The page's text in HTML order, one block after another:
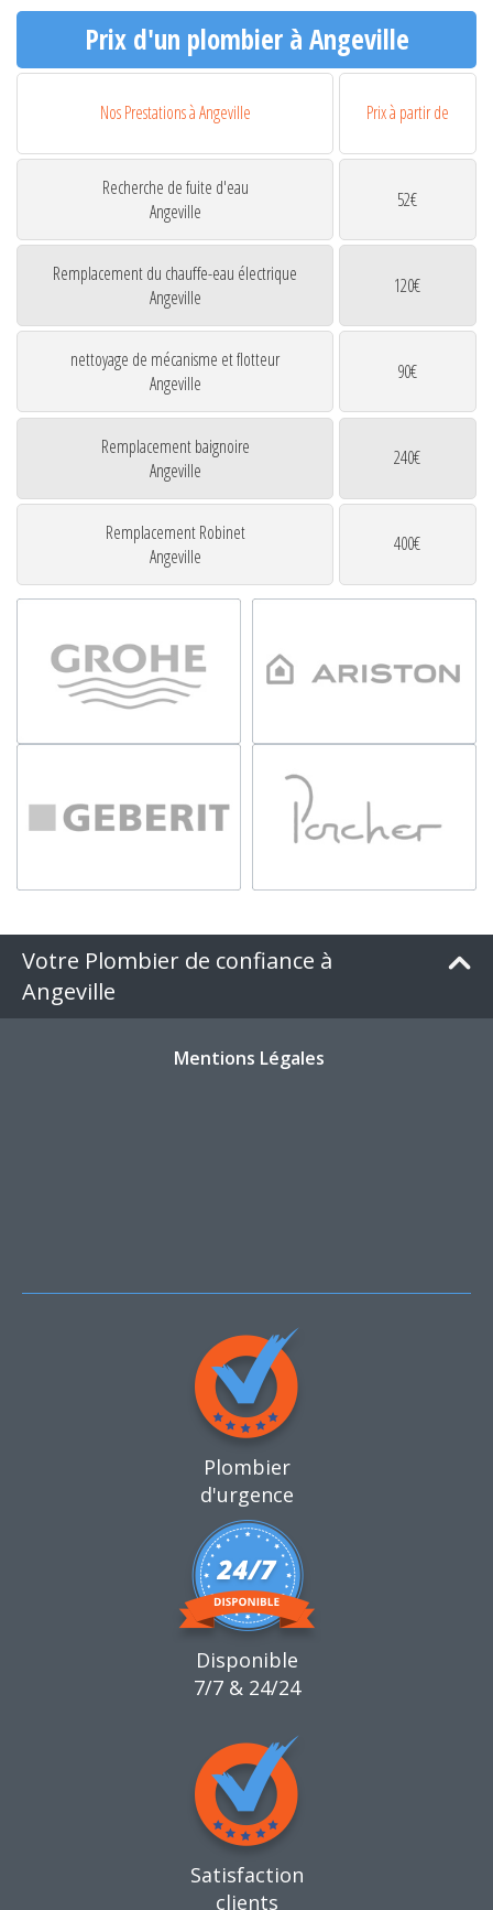
Prix d'un plombier à Angeville
Nos Prestations à Angeville Prix à partir de
Recherche de fuite d'eau
Angeville
52€
Remplacement du chauffe-eau électrique
Angeville
120€
nettoyage de mécanisme et flotteur
Angeville
90€
Remplacement baignoire
Angeville
240€
Remplacement Robinet
Angeville
400€
Votre Plombier de confiance à
Angeville
Mentions Légales
Plombier
d'urgence
Disponible
7/7 & 24/24
Satisfaction
clients